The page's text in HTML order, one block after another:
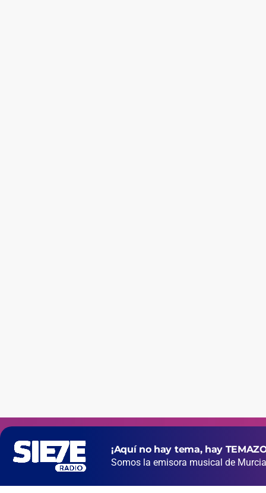
¡Aquí no hay tema, hay
Somos la emisora musical de